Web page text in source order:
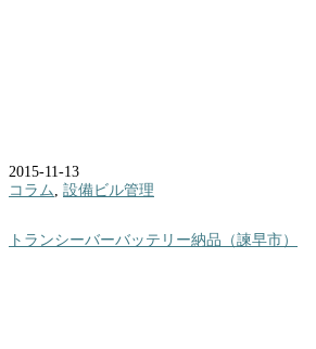
2015-11-13
コラム, 設備ビル管理
トランシーバーバッテリー納品（諫早市）